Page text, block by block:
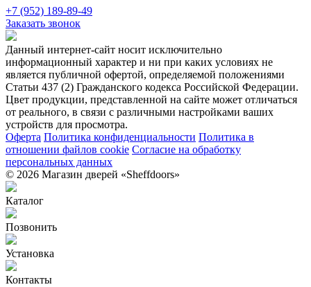
+7 (952) 189-89-49
Заказать звонок
Данный интернет-сайт носит исключительно
информационный характер и ни при каких условиях не
является публичной офертой, определяемой положениями
Статьи 437 (2) Гражданского кодекса Российской Федерации.
Цвет продукции, представленной на сайте может отличаться
от реального, в связи с различными настройками ваших
устройств для просмотра.
Оферта Политика конфиденциальности Политика в
отношении файлов cookie Согласие на обработку
персональных данных
© 2026 Магазин дверей «Sheffdoors»
Каталог
Позвонить
Установка
Контакты